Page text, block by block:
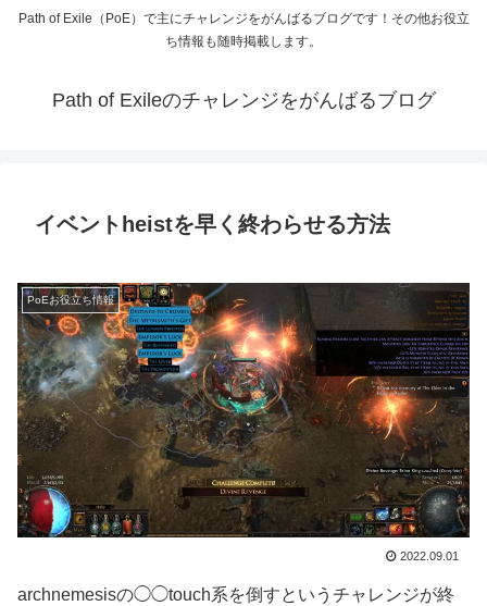
Path of Exile（PoE）で主にチャレンジをがんばるブログです！その他お役立
ち情報も随時掲載します。
Path of Exileのチャレンジをがんばるブログ
イベントheistを早く終わらせる方法
PoEお役立ち情報
2022.09.01
archnemesisの◯◯touch系を倒すというチャレンジが終